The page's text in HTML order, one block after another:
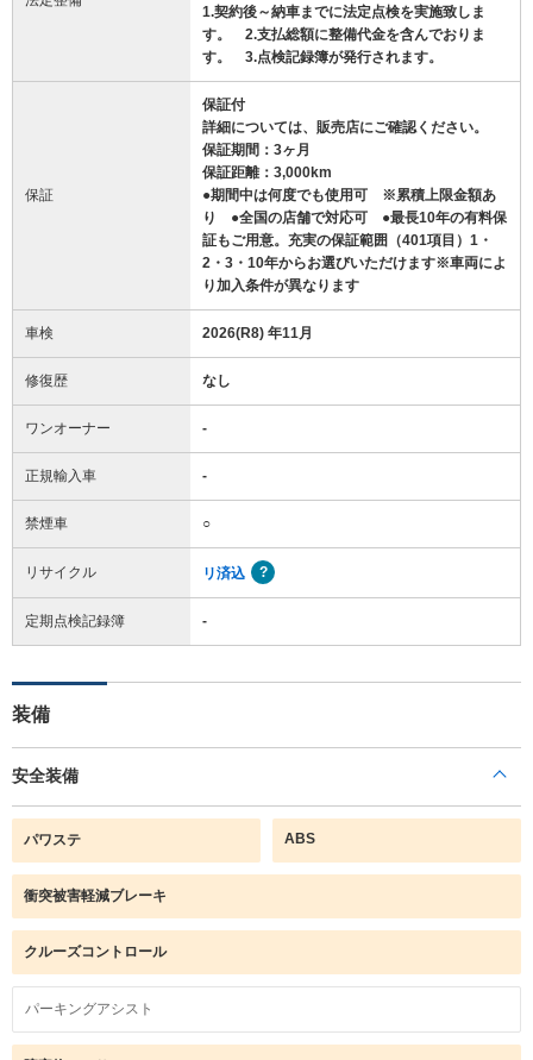
1.契約後～納車までに法定点検を実施致しま
す。 2.支払総額に整備代金を含んでおりま
す。 3.点検記録簿が発行されます。
保証
保証付
詳細については、販売店にご確認ください。
保証期間：3ヶ月
保証距離：3,000km
●期間中は何度でも使用可 ※累積上限金額あ
り ●全国の店舗で対応可 ●最長10年の有料保
証もご用意。充実の保証範囲（401項目）1・
2・3・10年からお選びいただけます※車両によ
り加入条件が異なります
車検 2026(R8) 年11月
修復歴 なし
ワンオーナー -
正規輸入車 -
禁煙車 ○
リサイクル リ済込
定期点検記録簿 -
装備
安全装備
パワステ ABS
衝突被害軽減ブレーキ
クルーズコントロール
パーキングアシスト